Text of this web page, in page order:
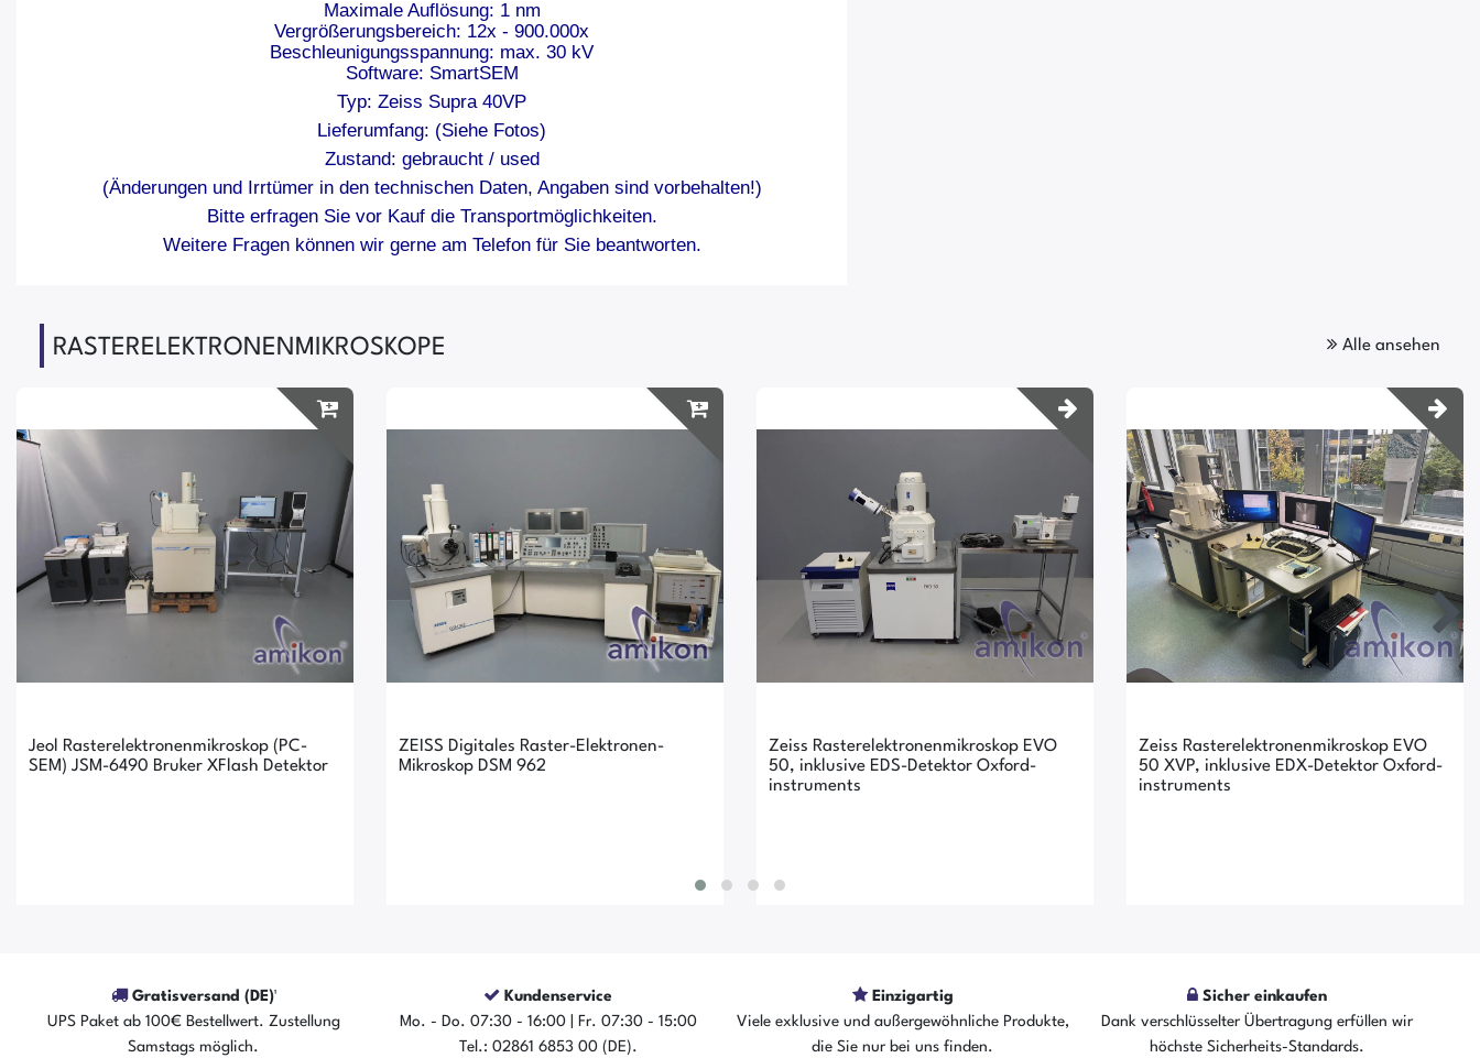
Maximale Auflösung: 1 nm
Vergrößerungsbereich: 12x - 900.000x
Beschleunigungsspannung: max. 30 kV
Software: SmartSEM
Typ: Zeiss Supra 40VP
Lieferumfang: (Siehe Fotos)
Zustand: gebraucht / used
(Änderungen und Irrtümer in den technischen Daten, Angaben sind vorbehalten!)
Bitte erfragen Sie vor Kauf die Transportmöglichkeiten.
Weitere Fragen können wir gerne am Telefon für Sie beantworten.
RASTERELEKTRONENMIKROSKOPE Alle ansehen
Jeol Rasterelektronenmikroskop (PC-
SEM) JSM-6490 Bruker XFlash Detektor
Der Artikel ist sofort verfügbar
ZEISS Digitales Raster-Elektronen-
Mikroskop DSM 962
Der Artikel ist sofort verfügbar
Zeiss Rasterelektronenmikroskop EVO
50, inklusive EDS-Detektor Oxford-
instruments
Der Artikel ist schon verkauft
Zeiss Rasterelektronenmikroskop EVO
50 XVP, inklusive EDX-Detektor Oxford-
instruments
Der Artikel ist schon verkauft
Gratisversand (DE)¹
UPS Paket ab 100€ Bestellwert. Zustellung
Samstags möglich.
Kundenservice
Mo. - Do. 07:30 - 16:00 | Fr. 07:30 - 15:00
Tel.: 02861 6853 00 (DE).
Einzigartig
Viele exklusive und außergewöhnliche Produkte,
die Sie nur bei uns finden.
Sicher einkaufen
Dank verschlüsselter Übertragung erfüllen wir
höchste Sicherheits-Standards.